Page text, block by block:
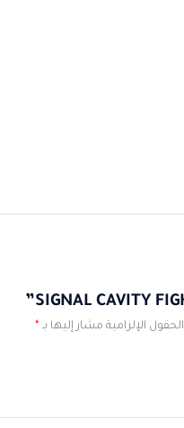
الحقول الإلزامية مشار إليها بـ *